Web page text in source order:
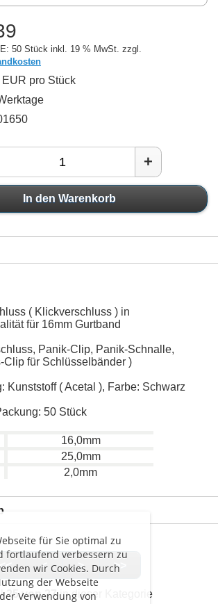
für Sie optimal zu
fortlaufend verbessern zu
wir Cookies. Durch
der Webseite
Verwendung von
50 Stück inkl. 19 % MwSt. zzgl.
EUR pro Stück
+
In den Warenkorb
( Klickverschluss ) in
für 16mm Gurtband
Panik-Clip, Panik-Schnalle,
Clip für Schlüsselbänder )
Kunststoff ( Acetal ), Farbe: Schwarz
50 Stück
16,0mm
25,0mm
2,0mm
<< < > >>
25 von 27in dieser Kategorie